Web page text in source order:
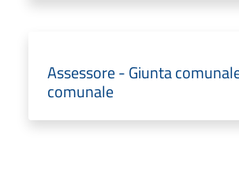
Assessore - Giunta
comunale